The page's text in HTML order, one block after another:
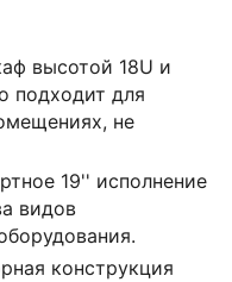
высотой 18U и
подходит для
не
19'' исполнение
видов
конструкция